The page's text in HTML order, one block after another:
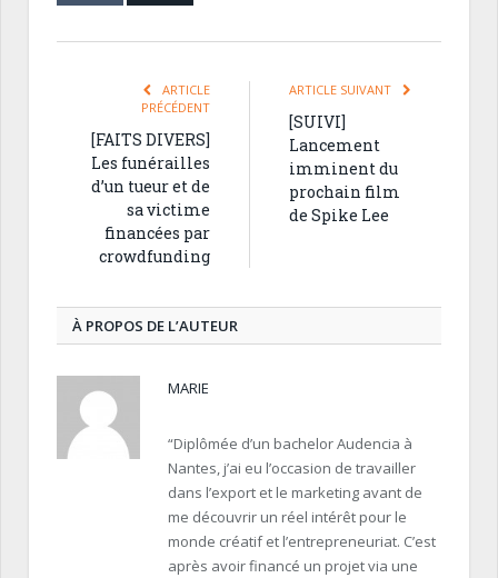
ARTICLE
PRÉCÉDENT
[FAITS DIVERS]
Les funérailles
d’un tueur et de
sa victime
financées par
crowdfunding
ARTICLE SUIVANT
[SUIVI]
Lancement
imminent du
prochain film
de Spike Lee
À PROPOS DE L’AUTEUR
MARIE
“Diplômée d’un bachelor Audencia à
Nantes, j’ai eu l’occasion de travailler
dans l’export et le marketing avant de
me découvrir un réel intérêt pour le
monde créatif et l’entrepreneuriat. C’est
après avoir financé un projet via une